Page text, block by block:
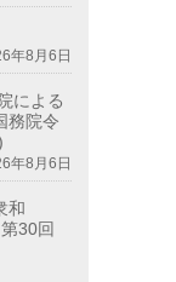
年8月6日
による
務院令
年8月6日
和
30回